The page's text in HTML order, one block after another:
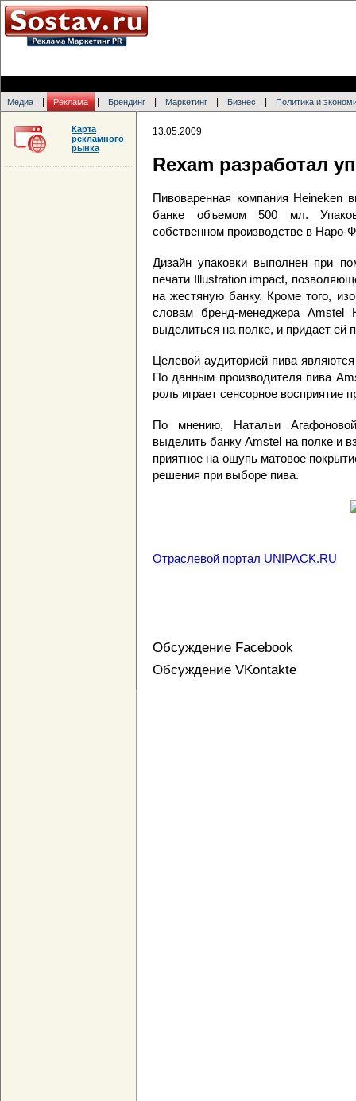
Медиа Реклама Брендинг Маркетинг Бизнес Политика и
13.05.2009
Rexam разработал
Пивоваренная компания Heineken
банке объемом 500 мл.
собственном производстве в Наро-
Дизайн упаковки выполнен при
печати Illustration impact,
на жестяную банку. Кроме того,
словам бренд-менеджера Amstel
выделиться на полке, и придает
Целевой аудиторией пива
По данным производителя пива
роль играет сенсорное восприятие
По мнению, Натальи
выделить банку Amstel на полке и
приятное на ощупь матовое
решения при выборе пива.
Отраслевой портал UNIPACK.RU
Обсуждение Facebook
Обсуждение VKontakte
Карта
рекламного
рынка